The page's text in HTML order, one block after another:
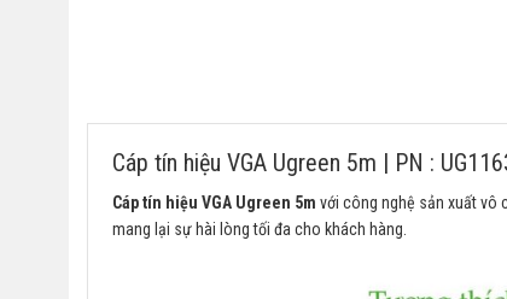
Cáp tín hiệu VGA Ugreen 5m | PN :
Cáp tín hiệu VGA Ugreen 5m với công nghệ sản xuất vô
mang lại sự hài lòng tối đa cho khách hàng.